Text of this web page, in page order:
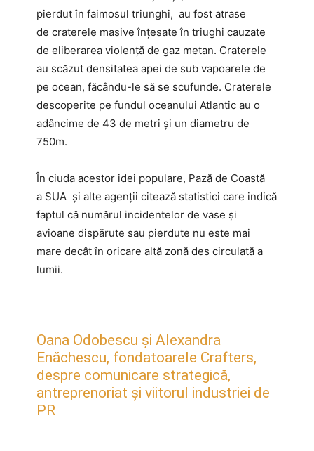
pierdut în faimosul triunghi, au fost atrase
de craterele masive înțesate în triughi cauzate
de eliberarea violență de gaz metan. Craterele
au scăzut densitatea apei de sub vapoarele de
pe ocean, făcându-le să se scufunde. Craterele
descoperite pe fundul oceanului Atlantic au o
adâncime de 43 de metri și un diametru de
750m.
În ciuda acestor idei populare, Pază de Coastă
a SUA și alte agenții citează statistici care indică
faptul că numărul incidentelor de vase și
avioane dispărute sau pierdute nu este mai
mare decât în oricare altă zonă des circulată a
lumii.
Oana Odobescu și Alexandra
Enăchescu, fondatoarele Crafters,
despre comunicare strategică,
antreprenoriat și viitorul industriei de
PR